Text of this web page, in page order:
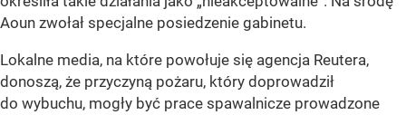
Aoun zwołał specjalne posiedzenie gabinetu.
Lokalne media, na które powołuje się agencja Reutera,
donoszą, że przyczyną pożaru, który doprowadził
do wybuchu, mogły być prace spawalnicze prowadzone